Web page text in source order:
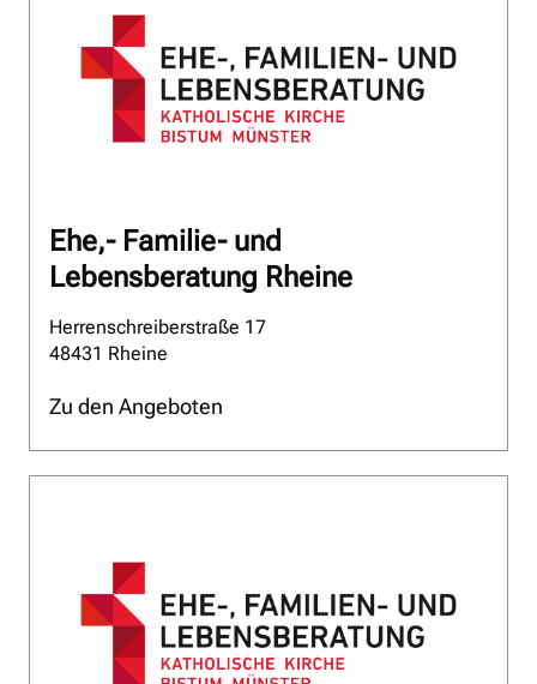
Ehe,- Familie- und
Lebensberatung Rheine
Herrenschreiberstraße 17
48431 Rheine
Zu den Angeboten